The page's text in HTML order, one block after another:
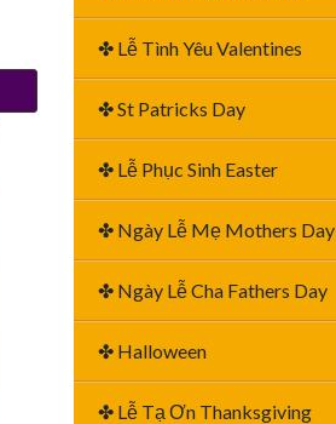
✤ Lễ Tình Yêu Valentines
✤ St Patricks Day
✤ Lễ Phục Sinh Easter
✤ Ngày Lễ Mẹ Mothers Day
✤ Ngày Lễ Cha Fathers Day
✤ Halloween
✤ Lễ Tạ Ơn Thanksgiving